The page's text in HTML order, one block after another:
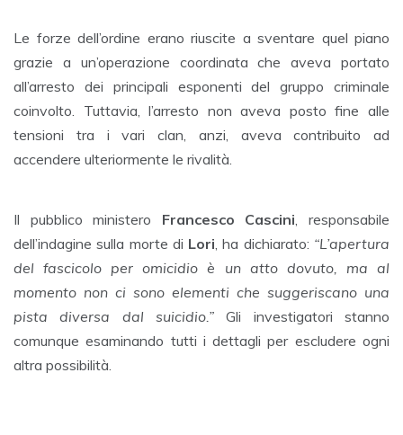
Le forze dell’ordine erano riuscite a sventare quel piano
grazie a un’operazione coordinata che aveva portato
all’arresto dei principali esponenti del gruppo criminale
coinvolto. Tuttavia, l’arresto non aveva posto fine alle
tensioni tra i vari clan, anzi, aveva contribuito ad
accendere ulteriormente le rivalità.
Il pubblico ministero Francesco Cascini , responsabile
dell’indagine sulla morte di Lori , ha dichiarato: “L’apertura
del fascicolo per omicidio è un atto dovuto, ma al
momento non ci sono elementi che suggeriscano una
pista diversa dal suicidio.” Gli investigatori stanno
comunque esaminando tutti i dettagli per escludere ogni
altra possibilità.